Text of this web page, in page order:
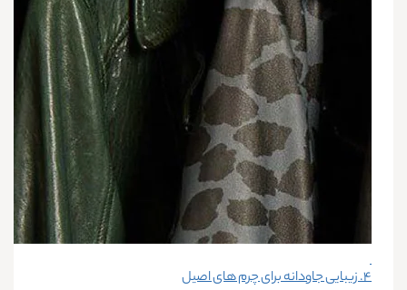
۴. زیبایی جاودانه برای چرم‌ های اصیل